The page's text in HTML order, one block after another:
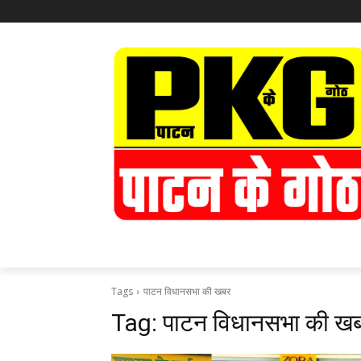
Tags पाटन विधानसभा की खबर
Tag:पाटन विधानसभा की